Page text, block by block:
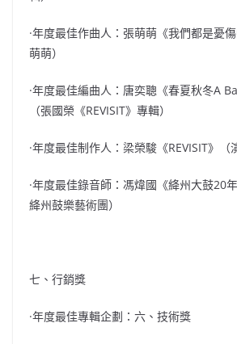
·年度最佳作曲人：張萌萌《我們都是憂
萌萌）
·年度最佳編曲人：唐奕聰《春夏秋冬A
（張國榮《REVISIT》專輯）
·年度最佳制作人：梁榮駿《REVISIT》（
·年度最佳錄音師：馮煒國《絳州大鼓20
絳州鼓樂藝術團）
七、行銷獎
·年度最佳專輯企劃：六、技術獎